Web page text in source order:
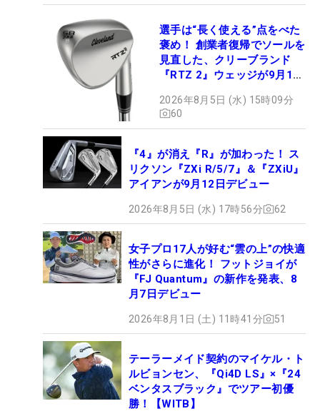
選手は“長く使える”点をべた
褒め！ 創業者復帰でソールを
見直した、クリーブランド
『RTZ 2』ウェッジが9月12
2026年8月5日 (水) 15時09分
60
『4』が消え『R』が加わった！ ス
リクソン『ZXi R/5/7』＆『ZXiU』
アイアンが9月12日デビュー
2026年8月5日 (水) 17時56分 62
女子プロ17人が好む“雲の上”の快適
性がさらに進化！ フットジョイが
『FJ Quantum』の新作を発表、8
月7日デビュー
2026年8月1日 (土) 11時41分 51
テーラーメイド契約のマイケル・ト
ルビョンセン、『Qi4D LS』×『24
ベンタスブラック』でツアー初優
勝！【WITB】